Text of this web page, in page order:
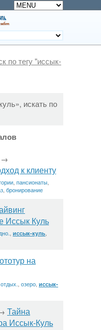
по тегу "иссык-
искать по
→
к клиенту
пансионаты
бронирование
Иссык Куль
иссык-куль
на
отдых. озеро иссык-
Тайна
Иссык-Куль